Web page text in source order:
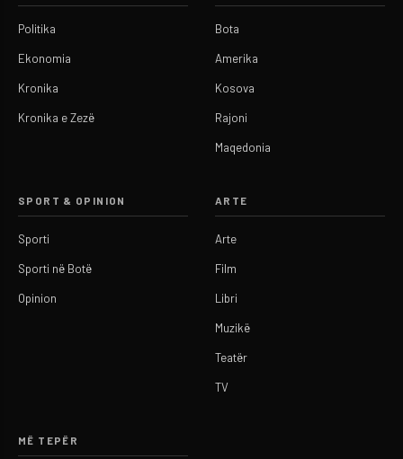
Politika
Ekonomia
Kronika
Kronika e Zezë
Bota
Amerika
Kosova
Rajoni
Maqedonia
SPORT & OPINION
Sporti
Sporti në Botë
Opinion
ARTE
Arte
Film
Libri
Muzikë
Teatër
TV
MË TEPËR